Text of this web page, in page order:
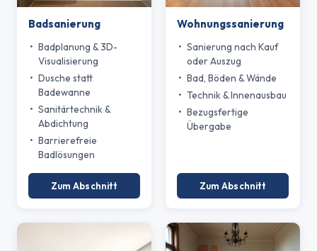
Badsanierung
Badplanung & 3D-
Visualisierung
Dusche statt
Badewanne
Sanitärtechnik &
Abdichtung
Barrierefreie
Badlösungen
Zum Abschnitt
Wohnungssanierung
Sanierung nach Kauf
oder Auszug
Bad, Böden & Wände
Technik & Innenausbau
Bezugsfertige
Übergabe
Zum Abschnitt